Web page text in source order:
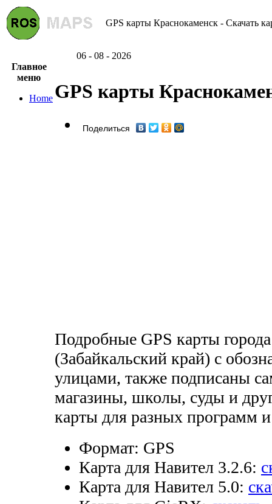
GPS карты Краснокаменск - Скачать
06 - 08 - 2026
Главное
меню
Home GPS карты
Поделиться
Подробные GPS карты
(Забайкальский край) с
улицами, также подписаны
магазины, школы, суды и
карты для разных программ и
Формат: GPS
Карта для Навител 3.2.6:
Карта для Навител 5.0: